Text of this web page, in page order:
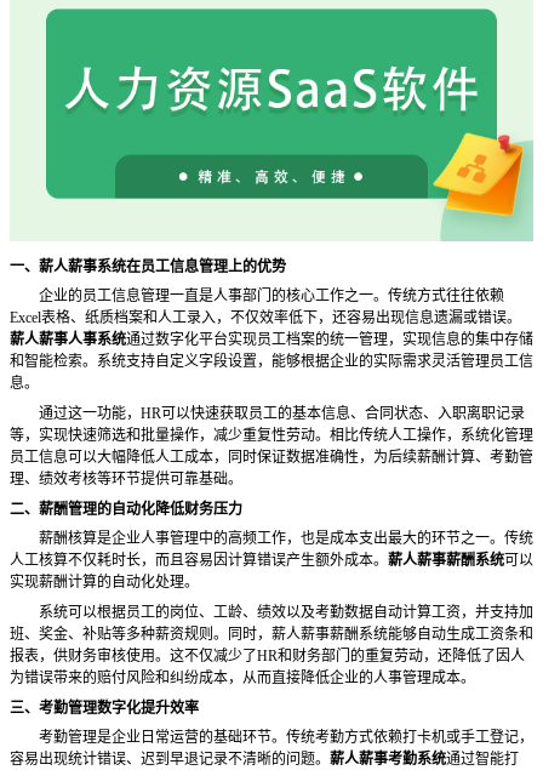
一、薪人薪事系统在员工信息管理上的优势
企业的员工信息管理一直是人事部门的核心工作之一。传统方式往往依赖
Excel表格、纸质档案和人工录入，不仅效率低下，还容易出现信息遗漏或错误。
薪人薪事人事系统通过数字化平台实现员工档案的统一管理，实现信息的集中存储
和智能检索。系统支持自定义字段设置，能够根据企业的实际需求灵活管理员工信
息。
通过这一功能， HR可以快速获取员工的基本信息、合同状态、入职离职记录
等，实现快速筛选和批量操作，减少重复性劳动。相比传统人工操作，系统化管理
员工信息可以大幅降低人工成本，同时保证数据准确性，为后续薪酬计算、考勤管
理、绩效考核等环节提供可靠基础。
二、薪酬管理的自动化降低财务压力
薪酬核算是企业人事管理中的高频工作，也是成本支出最大的环节之一。传统
人工核算不仅耗时长，而且容易因计算错误产生额外成本。 薪人薪事薪酬系统可以
实现薪酬计算的自动化处理。
系统可以根据员工的岗位、工龄、绩效以及考勤数据自动计算工资，并支持加
班、奖金、补贴等多种薪资规则。同时，薪人薪事薪酬系统能够自动生成工资条和
报表，供财务审核使用。这不仅减少了HR和财务部门的重复劳动，还降低了因人
为错误带来的赔付风险和纠纷成本，从而直接降低企业的人事管理成本。
三、考勤管理数字化提升效率
考勤管理是企业日常运营的基础环节。传统考勤方式依赖打卡机或手工登记，
容易出现统计错误、迟到早退记录不清晰的问题。 薪人薪事考勤系统通过智能打